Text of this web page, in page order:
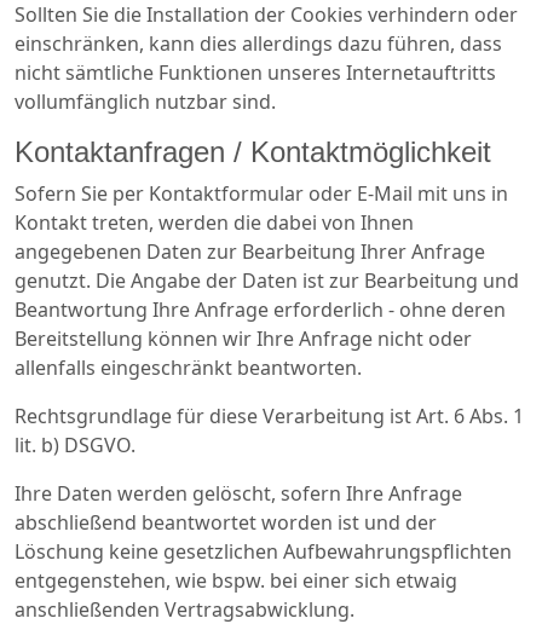
Sollten Sie die Installation der Cookies verhindern oder
einschränken, kann dies allerdings dazu führen, dass
nicht sämtliche Funktionen unseres Internetauftritts
vollumfänglich nutzbar sind.
Kontaktanfragen / Kontaktmöglichkeit
Sofern Sie per Kontaktformular oder E-Mail mit uns in
Kontakt treten, werden die dabei von Ihnen
angegebenen Daten zur Bearbeitung Ihrer Anfrage
genutzt. Die Angabe der Daten ist zur Bearbeitung und
Beantwortung Ihre Anfrage erforderlich - ohne deren
Bereitstellung können wir Ihre Anfrage nicht oder
allenfalls eingeschränkt beantworten.
Rechtsgrundlage für diese Verarbeitung ist Art. 6 Abs. 1
lit. b) DSGVO.
Ihre Daten werden gelöscht, sofern Ihre Anfrage
abschließend beantwortet worden ist und der
Löschung keine gesetzlichen Aufbewahrungspflichten
entgegenstehen, wie bspw. bei einer sich etwaig
anschließenden Vertragsabwicklung.